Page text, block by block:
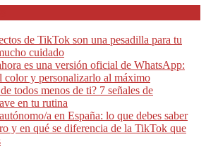
de TikTok son una pesadilla para tu
cuidado
es una versión oficial de WhatsApp:
color y personalizarlo al máximo
todos menos de ti? 7 señales de
en tu rutina
a en España: lo que debes saber
y en qué se diferencia de la TikTok que